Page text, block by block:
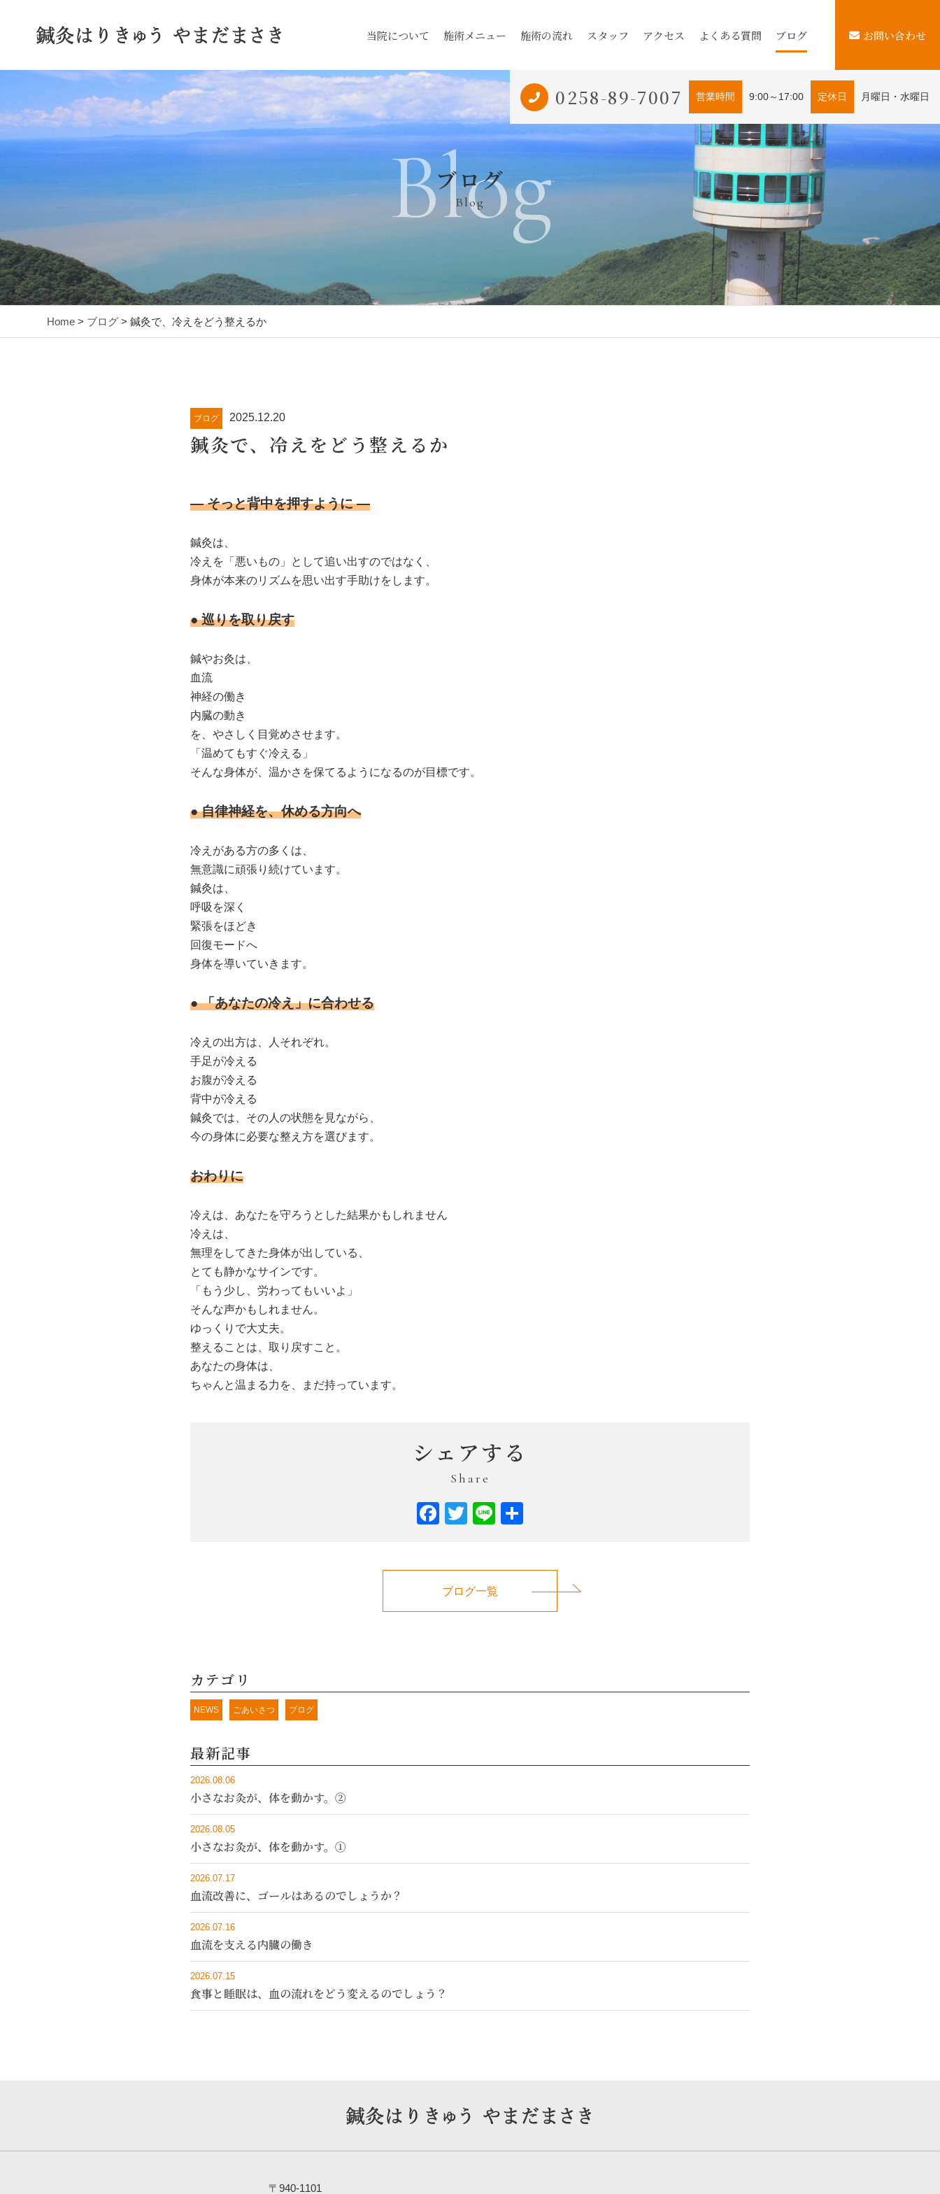
当院について 施術メニュー 施術の流れ スタッフ アクセス よくある質問 ブログ お問い合わせ
ブログ
Blog
Blog
0258-89-7007 営業時間 9:00～17:00 定休日 月曜日・水曜日
Home > ブログ > 鍼灸で、冷えをどう整えるか
ブログ 2025.12.20
鍼灸で、冷えをどう整えるか
― そっと背中を押すように ―
鍼灸は、
冷えを「悪いもの」として追い出すのではなく、
身体が本来のリズムを思い出す手助けをします。
● 巡りを取り戻す
鍼やお灸は、
血流
神経の働き
内臓の動き
を、やさしく目覚めさせます。
「温めてもすぐ冷える」
そんな身体が、温かさを保てるようになるのが目標です。
● 自律神経を、休める方向へ
冷えがある方の多くは、
無意識に頑張り続けています。
鍼灸は、
呼吸を深く
緊張をほどき
回復モードへ
身体を導いていきます。
● 「あなたの冷え」に合わせる
冷えの出方は、人それぞれ。
手足が冷える
お腹が冷える
背中が冷える
鍼灸では、その人の状態を見ながら、
今の身体に必要な整え方を選びます。
おわりに
冷えは、あなたを守ろうとした結果かもしれません
冷えは、
無理をしてきた身体が出している、
とても静かなサインです。
「もう少し、労わってもいいよ」
そんな声かもしれません。
ゆっくりで大丈夫。
整えることは、取り戻すこと。
あなたの身体は、
ちゃんと温まる力を、まだ持っています。
シェアする
Share
Facebook
Twitter
Line
ブログ一覧
カテゴリ
NEWS ごあいさつ ブログ
最新記事
2026.08.06
小さなお灸が、体を動かす。②
2026.08.05
小さなお灸が、体を動かす。①
2026.07.17
血流改善に、ゴールはあるのでしょうか？
2026.07.16
血流を支える内臓の働き
2026.07.15
食事と睡眠は、血の流れをどう変えるのでしょう？
〒940-1101